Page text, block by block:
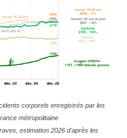
corporels enregistrés par les
métropolitaine
estimation 2026 d'après les